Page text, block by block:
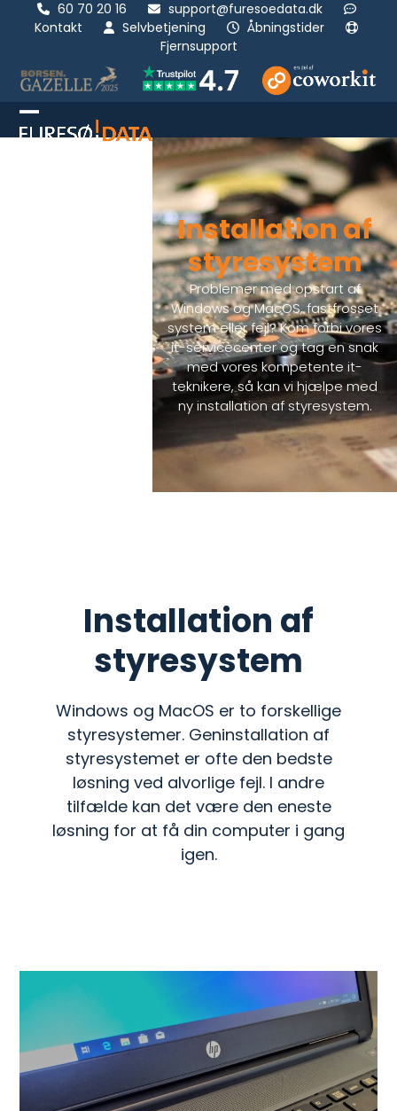
60 70 20 16
support@furesoedata.dk
Kontakt
Selvbetjening
Åbningstider
Fjernsupport
Open
Luk
Installation af
styresystem
Problemer med opstart af
Windows og MacOS, fastfrosset
system eller fejl? Kom forbi vores
it-servicecenter og tag en snak
med vores kompetente it-
teknikere, så kan vi hjælpe med
ny installation af styresystem.
Installation af
styresystem
Windows og MacOS er to forskellige
styresystemer. Geninstallation af
styresystemet er ofte den bedste
løsning ved alvorlige fejl. I andre
tilfælde kan det være den eneste
løsning for at få din computer i gang
igen.